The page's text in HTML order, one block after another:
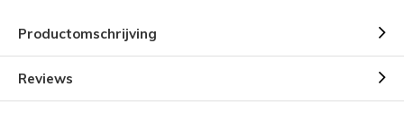
Productomschrijving
Reviews